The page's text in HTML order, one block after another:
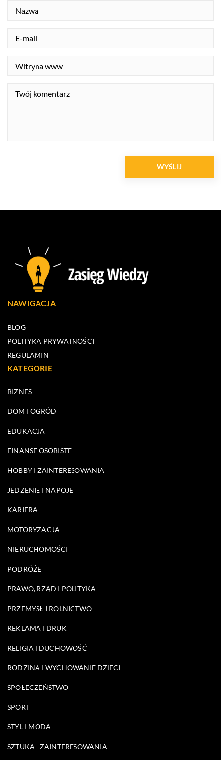
NAWIGACJA
BLOG
POLITYKA PRYWATNOŚCI
REGULAMIN
KATEGORIE
BIZNES
DOM I OGRÓD
EDUKACJA
FINANSE OSOBISTE
HOBBY I ZAINTERESOWANIA
JEDZENIE I NAPOJE
KARIERA
MOTORYZACJA
NIERUCHOMOŚCI
PODRÓŻE
PRAWO, RZĄD I POLITYKA
PRZEMYSŁ I ROLNICTWO
REKLAMA I DRUK
RELIGIA I DUCHOWOŚĆ
RODZINA I WYCHOWANIE DZIECI
SPOŁECZEŃSTWO
SPORT
STYL I MODA
SZTUKA I ZAINTERESOWANIA